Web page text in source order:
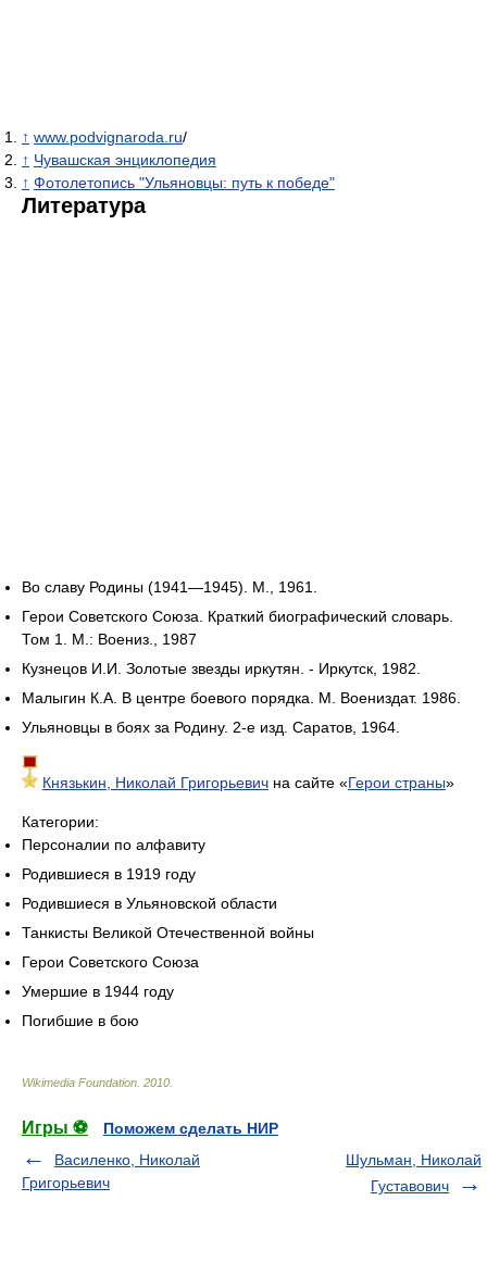
↑ www.podvignaroda.ru/
↑ Чувашская энциклопедия
↑ Фотолетопись "Ульяновцы: путь к победе"
Литература
Во славу Родины (1941—1945). М., 1961.
Герои Советского Союза. Краткий биографический словарь.
Том 1. М.: Воениз., 1987
Кузнецов И.И. Золотые звезды иркутян. - Иркутск, 1982.
Малыгин К.А. В центре боевого порядка. М. Воениздат. 1986.
Ульяновцы в боях за Родину. 2-е изд. Саратов, 1964.
Князькин, Николай Григорьевич на сайте «Герои страны»
Категории:
Персоналии по алфавиту
Родившиеся в 1919 году
Родившиеся в Ульяновской области
Танкисты Великой Отечественной войны
Герои Советского Союза
Умершие в 1944 году
Погибшие в бою
Wikimedia Foundation 2010
Игры ⚽
Поможем сделать НИР
Василенко, Николай
Григорьевич
Шульман, Николай
Густавович